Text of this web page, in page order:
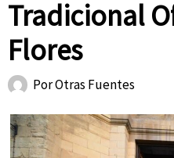
Tradicional
Flores
PorOtras Fuentes